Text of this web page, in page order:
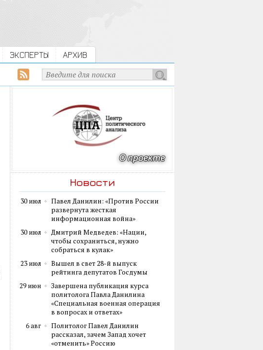
ЭКСПЕРТЫ АРХИВ
Новости
30 июл
Павел Данилин: «Против России
развернута жесткая
информационная война»
30 июл
Дмитрий Медведев: «Нации,
чтобы сохраниться, нужно
собраться в кулак»
23 июл
Вышел в свет 28-й выпуск
рейтинга депутатов Госдумы
29 июн
Завершена публикация курса
политолога Павла Данилина
«Специальная военная операция
в вопросах и ответах»
6 авг
Политолог Павел Данилин
рассказал, зачем Запад хочет
«отменить» Россию